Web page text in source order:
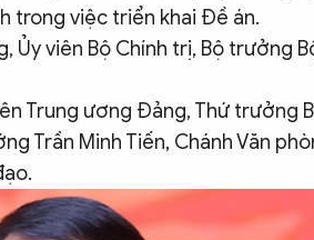
trong việc triển khai Đề án.
viên Bộ Chính trị, Bộ trưởng
Trung ương Đảng, Thứ trưởng
Trần Minh Tiến, Chánh Văn